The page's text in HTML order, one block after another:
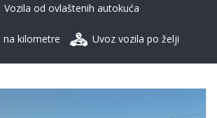
Vozila od ovlaštenih autokuća
na kilometre Uvoz vozila po želji